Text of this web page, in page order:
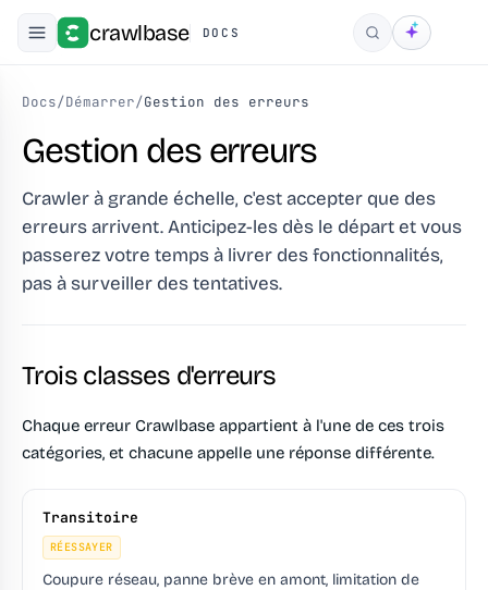
crawlbase DOCS Rechercher
Docs/Démarrer/Gestion des erreurs
Gestion des erreurs
Crawler à grande échelle, c'est accepter que des
erreurs arrivent. Anticipez-les dès le départ et vous
passerez votre temps à livrer des fonctionnalités,
pas à surveiller des tentatives.
Trois classes d'erreurs
Chaque erreur Crawlbase appartient à l'une de ces trois
catégories, et chacune appelle une réponse différente.
Transitoire
RÉESSAYER
Coupure réseau, panne brève en amont, limitation de